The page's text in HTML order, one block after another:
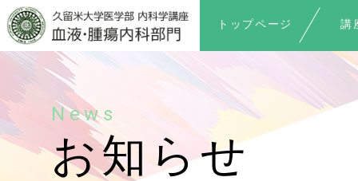
トップページ 講
News
お知らせ